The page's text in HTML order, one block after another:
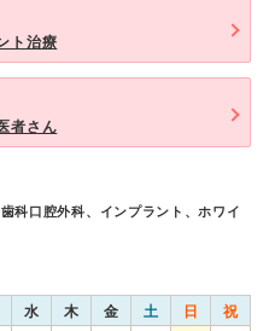
ト治療
者さん
科口腔外科、インプラント、ホワイ
水 木 金 土 日 祝